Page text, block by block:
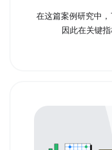
在这篇案例研究中
因此在关键